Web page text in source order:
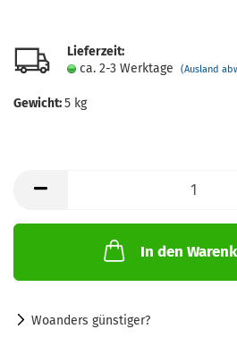
Lieferzeit:
ca. 2-3 Werktage
(Ausland
Gewicht:5 kg
In den
Woanders günstiger?